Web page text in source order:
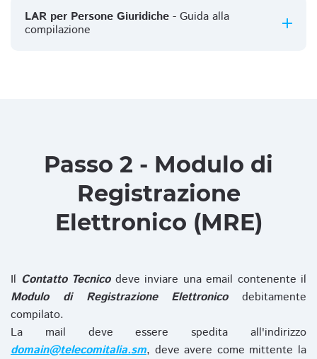
LAR per Persone Giuridiche - Guida alla
compilazione
Passo 2 - Modulo di
Registrazione
Elettronico (MRE)
Il Contatto Tecnicodeve inviare una email contenente il
Modulo di Registrazione Elettronicodebitamente
compilato.
La mail deve essere spedita all'indirizzo
domain@telecomitalia.sm, deve avere come mittente la